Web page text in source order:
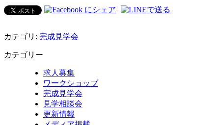
カテゴリ: 完成見学会
カテゴリー
求人募集
ワークショップ
完成見学会
見学相談会
更新情報